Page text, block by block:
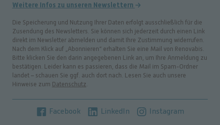
Weitere Infos zu unseren Newslettern
Die Speicherung und Nutzung Ihrer Daten erfolgt ausschließlich für die
Zusendung des Newsletters. Sie können sich jederzeit durch einen Link
direkt im Newsletter abmelden und damit Ihre Zustimmung widerrufen.
Nach dem Klick auf „Abonnieren“ erhalten Sie eine Mail von Renovabis.
Bitte klicken Sie den darin angegebenen Link an, um Ihre Anmeldung zu
bestätigen. Leider kann es passieren, dass die Mail im Spam-Ordner
landet – schauen Sie ggf. auch dort nach. Lesen Sie auch unsere
Hinweise zum Datenschutz.
Facebook LinkedIn Instagram